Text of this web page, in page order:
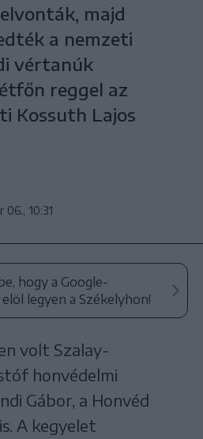
majd
a nemzeti
vértanúk
reggel az
Kossuth Lajos
06., 10:31
hogy a Google-
legyen a Székelyhon!
volt Szalay-
honvédelmi
Gábor, a Honvéd
A kegyelet